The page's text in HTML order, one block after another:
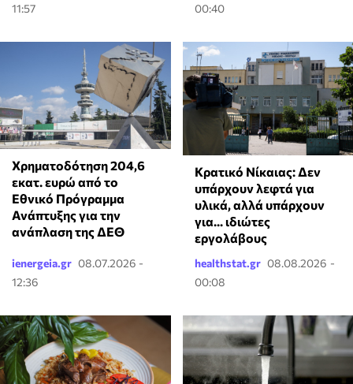
11:57
00:40
Χρηματοδότηση 204,6
εκατ. ευρώ από το
Εθνικό Πρόγραμμα
Ανάπτυξης για την
ανάπλαση της ΔΕΘ
ienergeia.gr 08.07.2026 -
12:36
Κρατικό Νίκαιας: Δεν
υπάρχουν λεφτά για
υλικά, αλλά υπάρχουν
για... ιδιώτες
εργολάβους
healthstat.gr 08.08.2026 -
00:08